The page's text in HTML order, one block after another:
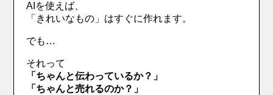
AIを使えば、
「きれいなもの」はすぐに作れます。
でも…
それって
「ちゃんと伝わっているか？」
「ちゃんと売れるのか？」